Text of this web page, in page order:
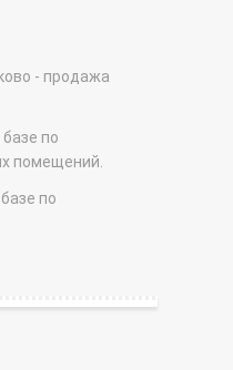
- продажа
по
помещений.
по